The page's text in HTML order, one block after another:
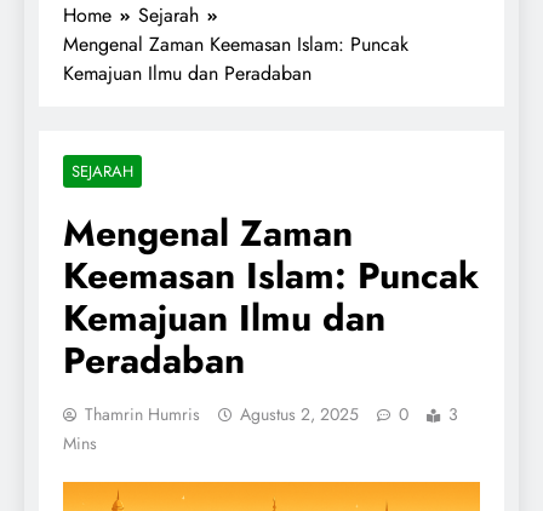
Home
Sejarah
Mengenal Zaman Keemasan Islam: Puncak
Kemajuan Ilmu dan Peradaban
SEJARAH
Mengenal Zaman
Keemasan Islam: Puncak
Kemajuan Ilmu dan
Peradaban
Thamrin Humris Agustus 2, 2025 0
3
Mins